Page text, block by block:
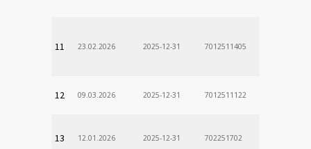
11 23.02.2026 2025-12-31 7012511405
12 09.03.2026 2025-12-31 7012511122
13 12.01.2026 2025-12-31 702251702